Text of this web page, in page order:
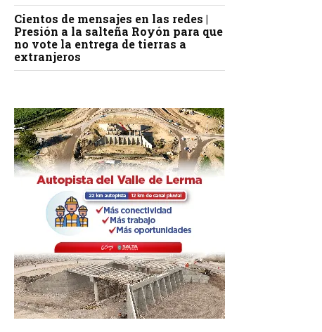
Cientos de mensajes en las redes |
Presión a la salteña Royón para que
no vote la entrega de tierras a
extranjeros